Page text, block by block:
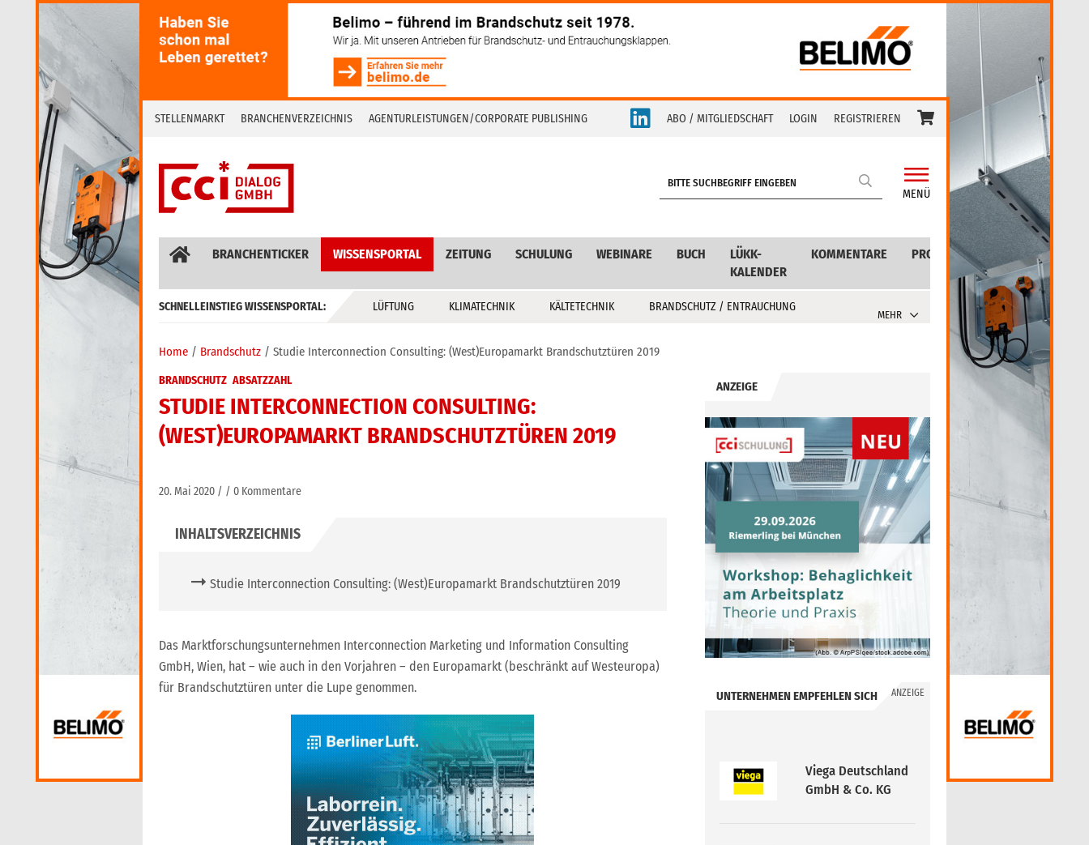
to
content
STELLENMARKT BRANCHENVERZEICHNIS AGENTURLEISTUNGEN/CORPORATE PUBLISHING ABO / MITGLIEDSCHAFT LOGIN REGISTRIEREN
MENÜ
BRANCHENTICKER WISSENSPORTAL ZEITUNG SCHULUNG WEBINARE BUCH
LÜKK-
KALENDER
KOMMENTARE PRODUKTE
SCHNELLEINSTIEG WISSENSPORTAL: LÜFTUNG KLIMATECHNIK KÄLTETECHNIK BRANDSCHUTZ / ENTRAUCHUNG
MEHR
Home Brandschutz Studie Interconnection Consulting: (West)Europamarkt Brandschutztüren 2019
BRANDSCHUTZ ABSATZZAHL
STUDIE INTERCONNECTION CONSULTING:
(WEST)EUROPAMARKT BRANDSCHUTZTÜREN 2019
20. Mai 2020 0 Kommentare
Studie Interconnection Consulting: (West)Europamarkt Brandschutztüren 2019
Das Marktforschungsunternehmen Interconnection Marketing und Information Consulting
GmbH, Wien, hat – wie auch in den Vorjahren – den Europamarkt (beschränkt auf Westeuropa)
für Brandschutztüren unter die Lupe genommen.
ANZEIGE
UNTERNEHMEN EMPFEHLEN SICH ANZEIGE
preclarus® GmbH